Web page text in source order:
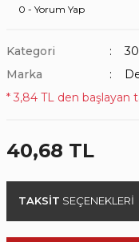
0 - Yorum Yap
Kategori
Marka
* 3,84 TL den başlayan
40,68 TL
TAKSİT SEÇENEKLERİ